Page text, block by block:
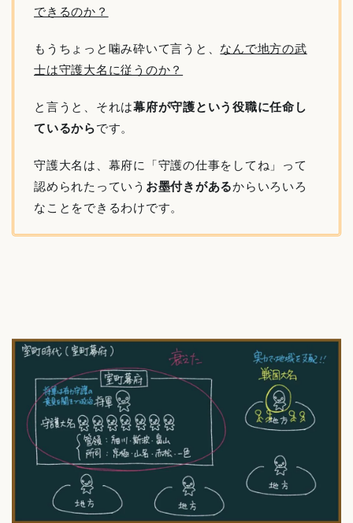
できるのか？
もうちょっと噛み砕いて言うと、 なんで地方の武
士は守護大名に従うのか？
と言うと、それは幕府が守護という役職に任命し
ているからです。
守護大名は、幕府に「守護の仕事をしてね」って
認められたっていう お墨付きがあるからいろいろ
なことをできるわけです。